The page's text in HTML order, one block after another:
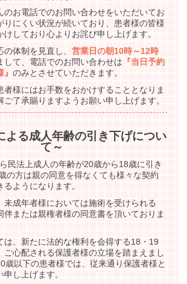
のお電話でのお問い合わせをいただいてお
りにくい状況が続いており、患者様の皆様
けしており心よりお詫び申し上げます。
の体制を見直し、営業日の朝10時～12時
して、電話でのお問い合わせは 『当日予約
』のみとさせていただきます。
者様にはお手数をおかけすることとなりま
ご了承賜りますようお願い申し上げます。
よる成人年齢の引き下げについ
て～
民法上成人の年齢が20歳から18歳に引き
の方は親の同意を得なくても様々な契約
ようになります。
未成年者様においては施術を受けられる
伴または親権者様の同意書を頂いておりま
は、新たに法的な権利を会得する18・19
ご心配される保護者様の立場を踏まえまし
歳以下の患者様では、従来通り保護者様と
し上げます。